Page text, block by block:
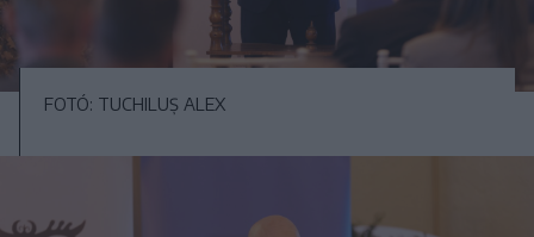
FOTÓ: TUCHILUȘ ALEX